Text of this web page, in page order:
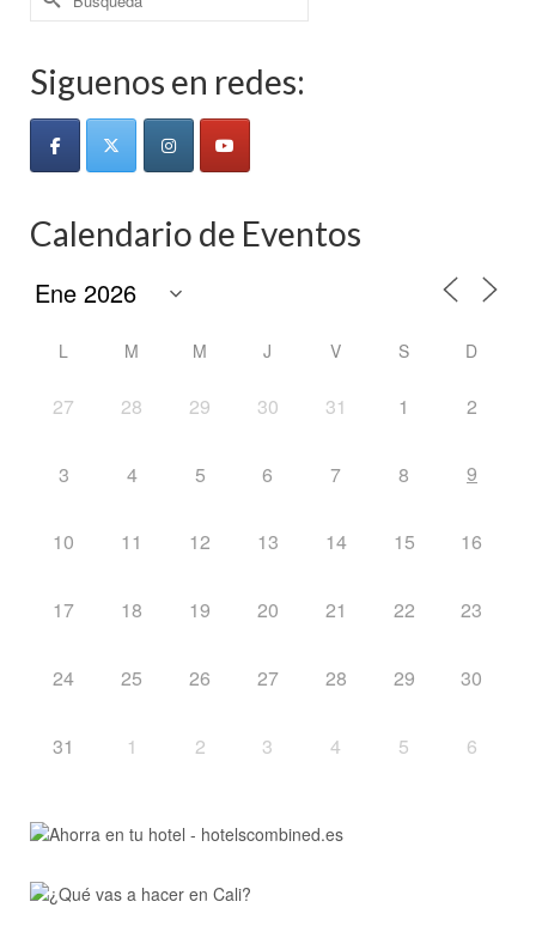
por:
Siguenos en redes:
Calendario de Eventos
L M M J V S D
27 28 29 30 31 1 2
3 4 5 6 7 8 9
10 11 12 13 14 15 16
17 18 19 20 21 22 23
24 25 26 27 28 29 30
31 1 2 3 4 5 6